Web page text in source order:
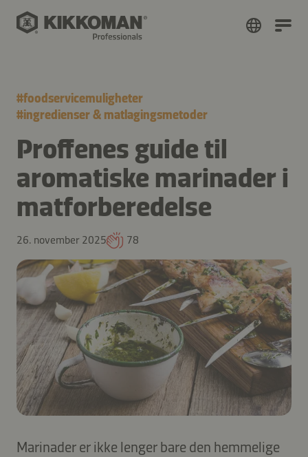
#foodservicemuligheter
#ingredienser & matlagingsmetoder
Proffenes guide til
aromatiske marinader i
matforberedelse
26. november 2025 78
Marinader er ikke lenger bare den hemmelige